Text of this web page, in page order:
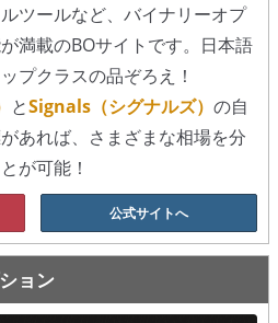
ト
ツールなど、バイナリーオプ
満載のBOサイトです。日本語
プクラスの品ぞろえ！
とSignals（シグナルズ） の自
あれば、さまざまな相場を分
が可能！
公式サイトへ
ョン